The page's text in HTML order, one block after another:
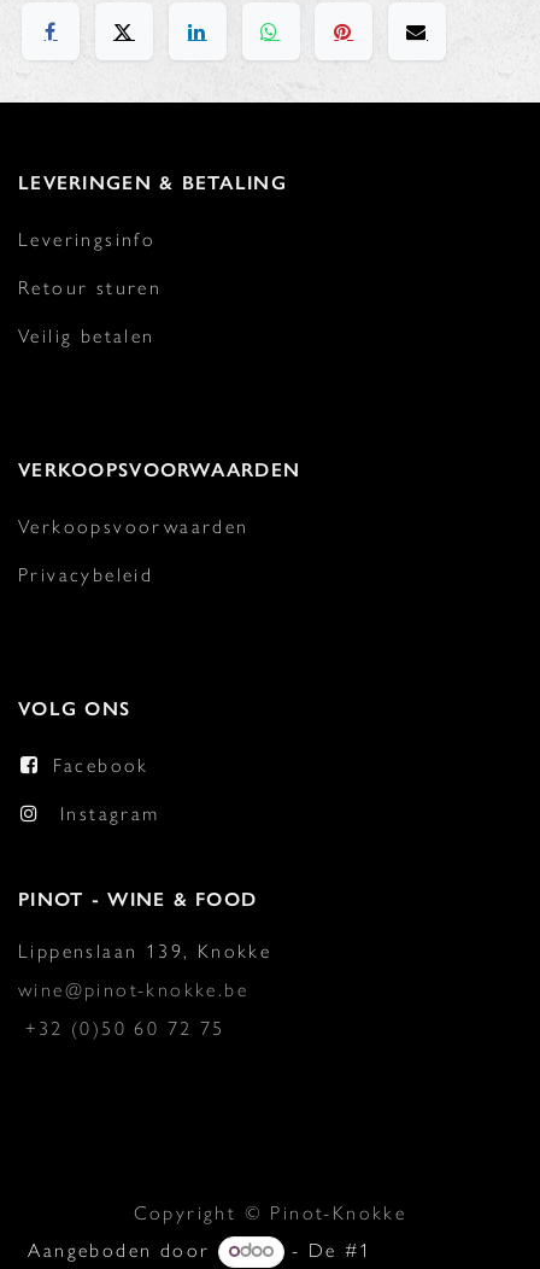
LEVERINGEN & BETALING
Leveringsinfo
Retour sturen
Veilig betalen
VERKOOPSVOORWAARDEN
Verkoopsvoorwaarden
Privacybeleid
VOLG ONS
Facebook
Instagram
PINOT - WINE & FOOD
Lippenslaan 139, Knokke
wine@pinot-knokke.be
+32 (0)50 60 72 75
Copyright © Pinot-Knokke
Aangeboden door
- De #1